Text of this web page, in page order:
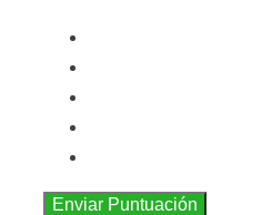
Enviar Puntuación